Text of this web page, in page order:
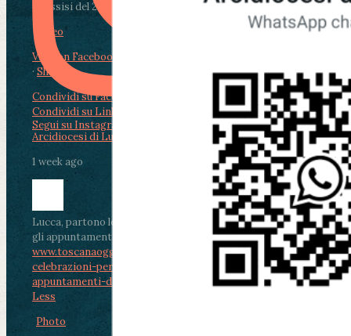
di Assisi del 2 Ag...
Video
View on Facebook
· Share
Condividi su Facebook
Condividi su LinkedIn
Condividi via email
Arcidiocesi di Lucca
1 week ago
Lucca, partono le celebrazioni per don Aldo Mei:
gli appuntamenti dal 2 al 4 agosto
www.toscanaoggi.it/lucca-partono-le-
celebrazioni-per-don-aldo-mei-gli-
appuntamenti-dal-2-al-4-ago...
See MoreSee
Less
Photo
Segui su Instagram